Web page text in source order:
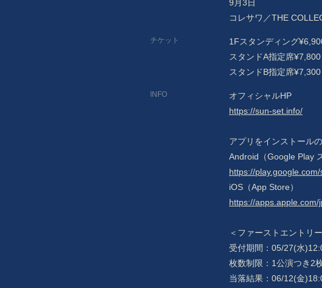
MERCHANDISE
9月3日
コレサワ／THE
チケット
1Fスタンディング
スタンドA指定席¥7,800
スタンドB指定席¥7,300
INFO
オフィシャルHP
https://sun-set.info/
アプリをインストール
Android（Google Play
https://
iOS（App Store）
https://
＜ファーストエントリ
受付期間：05/27(水
枚数制限：1公演つき2
当落結果：06/12(金